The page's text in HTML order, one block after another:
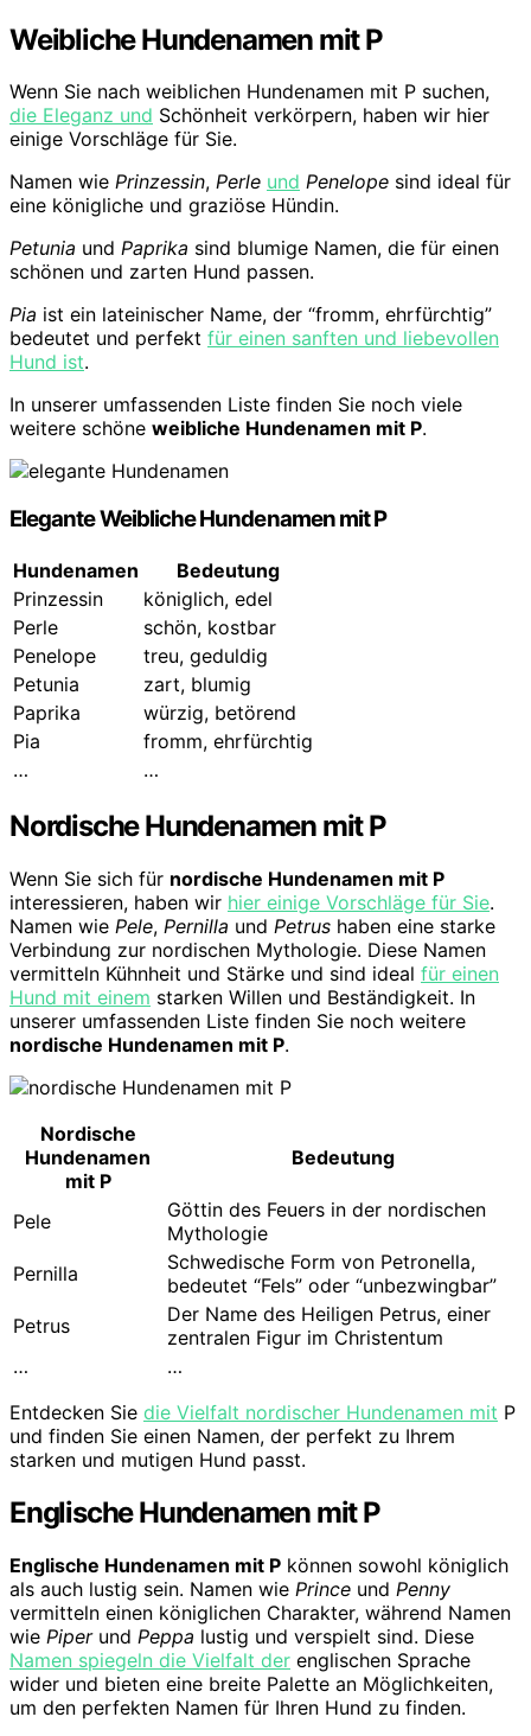
Weibliche Hundenamen mit P
Wenn Sie nach weiblichen Hundenamen mit P suchen,
die Eleganz und Schönheit verkörpern, haben wir hier
einige Vorschläge für Sie.
Namen wie Prinzessin, Perle und Penelope sind ideal für
eine königliche und graziöse Hündin.
Petunia und Paprika sind blumige Namen, die für einen
schönen und zarten Hund passen.
Pia ist ein lateinischer Name, der “fromm, ehrfürchtig”
bedeutet und perfekt für einen sanften und liebevollen
Hund ist.
In unserer umfassenden Liste finden Sie noch viele
weitere schöne weibliche Hundenamen mit P.
Elegante Weibliche Hundenamen mit P
Hundenamen
Bedeutung
Prinzessin
königlich, edel
Perle
schön, kostbar
Penelope
treu, geduldig
Petunia
zart, blumig
Paprika
würzig, betörend
Pia
fromm, ehrfürchtig
…
…
Nordische Hundenamen mit P
Wenn Sie sich für nordische Hundenamen mit P
interessieren, haben wir hier einige Vorschläge für Sie.
Namen wie Pele, Pernilla und Petrus haben eine starke
Verbindung zur nordischen Mythologie. Diese Namen
vermitteln Kühnheit und Stärke und sind ideal für einen
Hund mit einem starken Willen und Beständigkeit. In
unserer umfassenden Liste finden Sie noch weitere
nordische Hundenamen mit P.
Nordische
Hundenamen
mit P
Bedeutung
Pele
Göttin des Feuers in der nordischen
Mythologie
Pernilla
Schwedische Form von Petronella,
bedeutet “Fels” oder “unbezwingbar”
Petrus
Der Name des Heiligen Petrus, einer
zentralen Figur im Christentum
…
…
Entdecken Sie die Vielfalt nordischer Hundenamen mit P
und finden Sie einen Namen, der perfekt zu Ihrem
starken und mutigen Hund passt.
Englische Hundenamen mit P
Englische Hundenamen mit P können sowohl königlich
als auch lustig sein. Namen wie Prince und Penny
vermitteln einen königlichen Charakter, während Namen
wie Piperund Peppa lustig und verspielt sind. Diese
Namen spiegeln die Vielfalt der englischen Sprache
wider und bieten eine breite Palette an Möglichkeiten,
um den perfekten Namen für Ihren Hund zu finden.